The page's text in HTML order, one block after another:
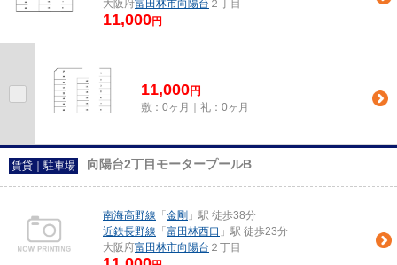
大阪府富田林市向陽台 ２丁目
11,000円
11,000円
敷：0ヶ月｜礼：0ヶ月
賃貸｜駐車場 向陽台2丁目モータープールB
南海高野線 「 金剛 」駅 徒歩38分
近鉄長野線 「 富田林西口 」駅 徒歩23分
大阪府富田林市向陽台 ２丁目